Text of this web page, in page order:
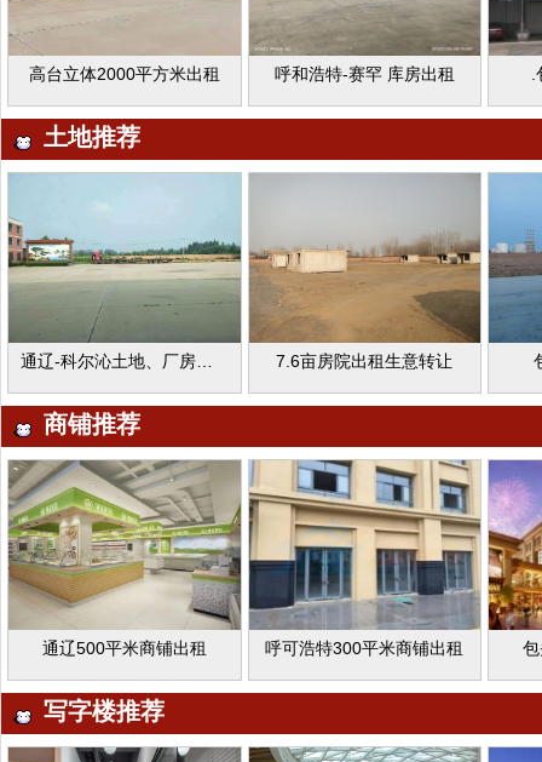
高台立体2000平方米出租 呼和浩特-赛罕 库房出租
土地推荐
7.6亩房院出租生意转让
商铺推荐
通辽500平米商铺出租 呼可浩特300平米商铺出租
写字楼推荐